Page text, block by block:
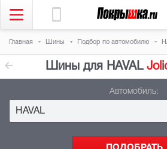
Главная Шины Подбор по автомобилю
Шины для HAVAL
Автомобиль:
HAVAL